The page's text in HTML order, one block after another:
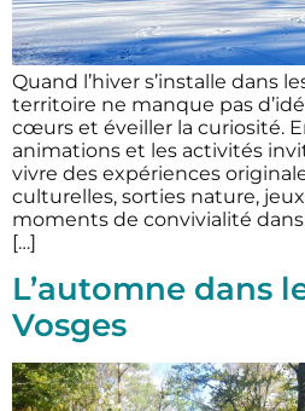
Quand l’hiver s’installe dans
territoire ne manque pas
cœurs et éveiller la curiosité.
animations et les activités
vivre des expériences
culturelles, sorties nature,
moments de convivialité
[…]
L’automne dans
Vosges